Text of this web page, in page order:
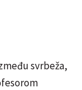
svrbeža,